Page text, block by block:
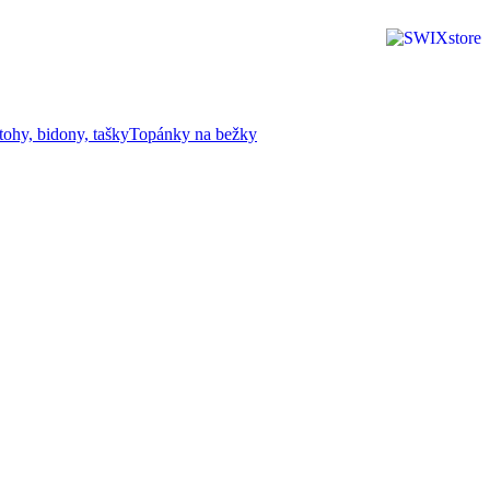
bidony, taškyTopánky na bežky